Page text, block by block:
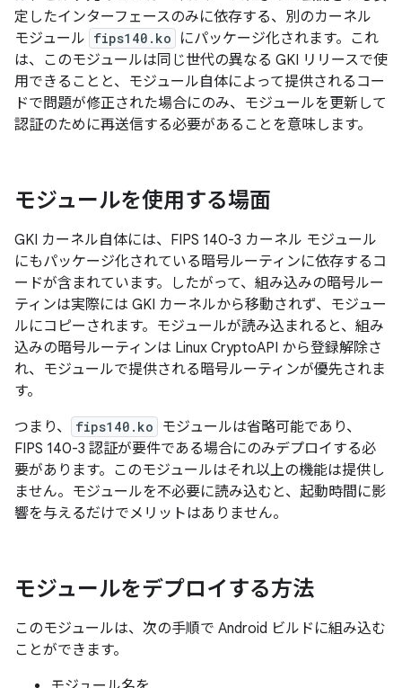
定したインターフェースのみに依存する、別のカーネル
モジュール fips140.ko
にパッケージ化されます。これ
は、このモジュールは同じ世代の異なる GKI リリースで使
用できることと、モジュール自体によって提供されるコー
ドで問題が修正された場合にのみ、モジュールを更新して
認証のために再送信する必要があることを意味します。
モジュールを使用する場面
GKI カーネル自体には、FIPS 140-3 カーネル モジュール
にもパッケージ化されている暗号ルーティンに依存するコ
ードが含まれています。したがって、組み込みの暗号ルー
ティンは実際には GKI カーネルから移動されず、モジュー
ルにコピーされます。モジュールが読み込まれると、組み
込みの暗号ルーティンは Linux CryptoAPI から登録解除さ
れ、モジュールで提供される暗号ルーティンが優先されま
す。
つまり、
fips140.ko
モジュールは省略可能であり、
FIPS 140-3 認証が要件である場合にのみデプロイする必
要があります。このモジュールはそれ以上の機能は提供し
ません。モジュールを不必要に読み込むと、起動時間に影
響を与えるだけでメリットはありません。
モジュールをデプロイする方法
このモジュールは、次の手順で Android ビルドに組み込む
ことができます。